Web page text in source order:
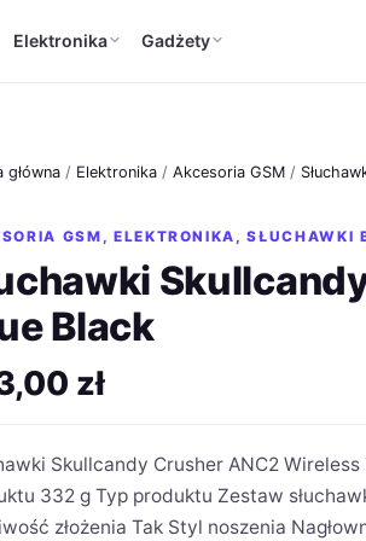
Elektronika Gadżety
główna / Elektronika / Akcesoria GSM /
GSM , ELEKTRONIKA ,SŁUCHAWKI
Black
zł
Skullcandy Crusher ANC2
332 g Typ produktu Zestaw
złożenia Tak Styl noszenia